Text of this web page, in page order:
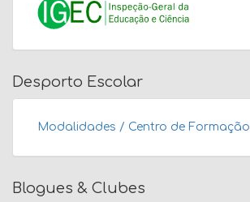
Desporto Escolar
Modalidades / Centro de Formação
Blogues & Clubes